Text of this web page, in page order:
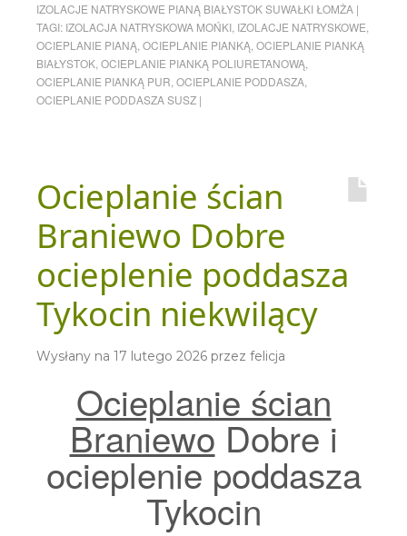
IZOLACJE NATRYSKOWE PIANĄ BIAŁYSTOK SUWAŁKI ŁOMŻA |
TAGI: IZOLACJA NATRYSKOWA MOŃKI IZOLACJE NATRYSKOWE
OCIEPLANIE PIANĄ OCIEPLANIE PIANKĄ OCIEPLANIE PIANKĄ
BIAŁYSTOK OCIEPLANIE PIANKĄ POLIURETANOWĄ
OCIEPLANIE PIANKĄ PUR OCIEPLANIE PODDASZA
OCIEPLANIE PODDASZA SUSZ |
Ocieplanie ścian
Braniewo Dobre
ocieplenie poddasza
Tykocin niekwilący
Wysłany na 17 lutego 2026 przez felicja
Ocieplanie ścian
BraniewoDobre i
ocieplenie poddasza
Tykocin